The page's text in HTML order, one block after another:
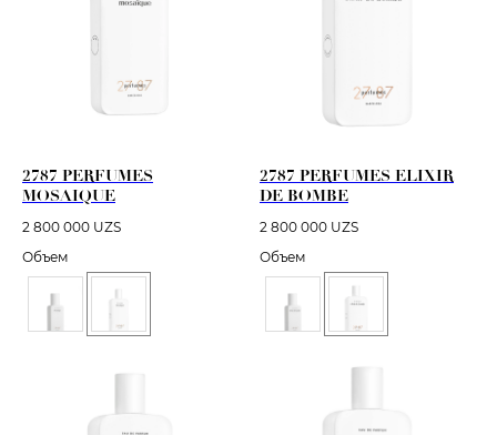
2787 PERFUMES
MOSAIQUE
2 800 000 UZS
Объем
2787 PERFUMES ELIXIR
DE BOMBE
2 800 000 UZS
Объем